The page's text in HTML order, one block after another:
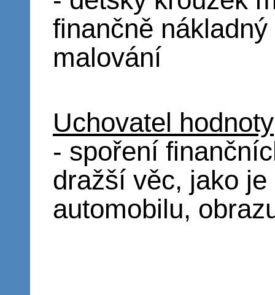
finančně
malování
Uchovatel hodnoty
- spoření
dražší věc, jako
automobilu,